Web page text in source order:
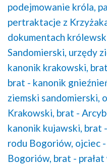
podejmowanie króla,
pertraktacje z
dokumentach
Sandomierski, urzędy
kanonik krakowski,
brat - kanonik
ziemski sandomierski,
Krakowski, brat -
kanonik kujawski, brat
rodu Bogoriów, ojciec
Bogoriów, brat -